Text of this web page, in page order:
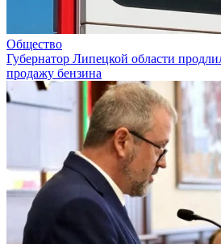
Общество
Губернатор Липецкой области
продажу бензина